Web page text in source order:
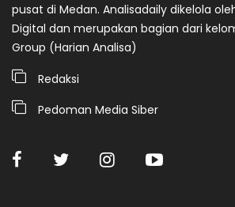
pusat di Medan. Analisadaily dikelola
Digital dan merupakan bagian dari
Group (Harian Analisa)
Redaksi
Pedoman Media Siber